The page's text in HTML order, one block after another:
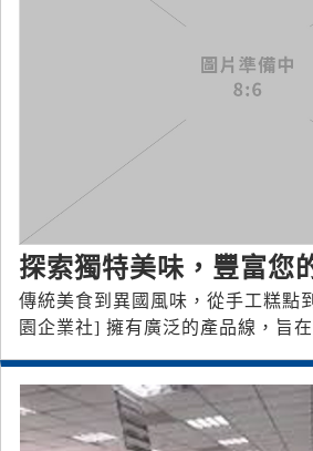
探索獨特美味，豐富您
傳統美食到異國風味，從手工糕點
園企業社] 擁有廣泛的產品線，旨